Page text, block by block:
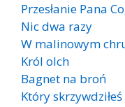
Przesłanie Pana
Nic dwa razy
W malinowym
Król olch
Bagnet na broń
Który skrzywdziłeś